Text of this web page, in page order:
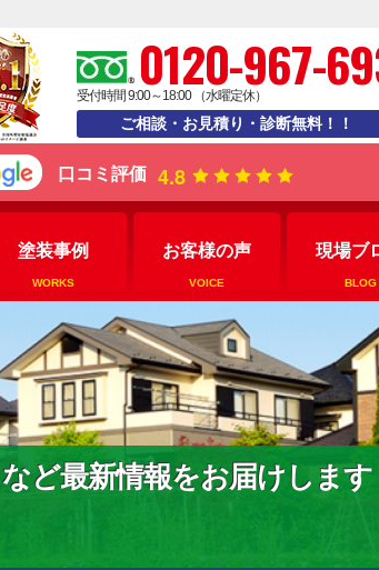
0120-967-
受付時間 9:00～18:00 （水曜定休）
ご相談・お見積り・診断無料！！
口コミ評価 4.8
塗装事例
WORKS
お客様の声
VOICE
現場ブ
BLOG
ど最新情報をお届けします